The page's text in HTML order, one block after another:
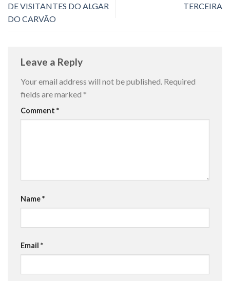
DE VISITANTES DO ALGAR
DO CARVÃO
TERCEIRA
Leave a Reply
Your email address will not be published. Required
fields are marked *
Comment *
Name*
Email *